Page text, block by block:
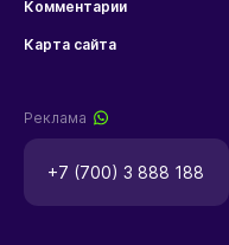
Комментарии
Карта сайта
Реклама
+7 (700) 3 888 188